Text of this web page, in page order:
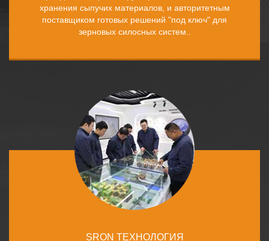
хранения сыпучих материалов, и авторитетным
поставщиком готовых решений "под ключ" для
зерновых силосных систем..
SRON ТЕХНОЛОГИЯ